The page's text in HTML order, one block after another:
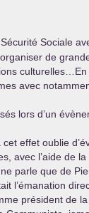
Sociale
de
avec
lors d’un
effet oublie
avec l’aide de la
parle que de
l’émanation
président de